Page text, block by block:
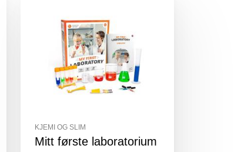
KJEMI OG SLIM
Mitt første laboratorium